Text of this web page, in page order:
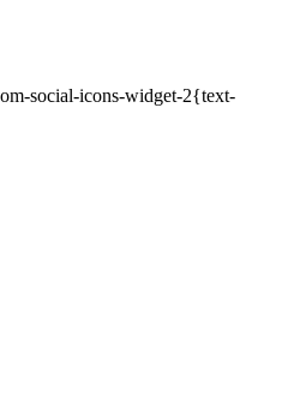
social-icons-widget-2{text-